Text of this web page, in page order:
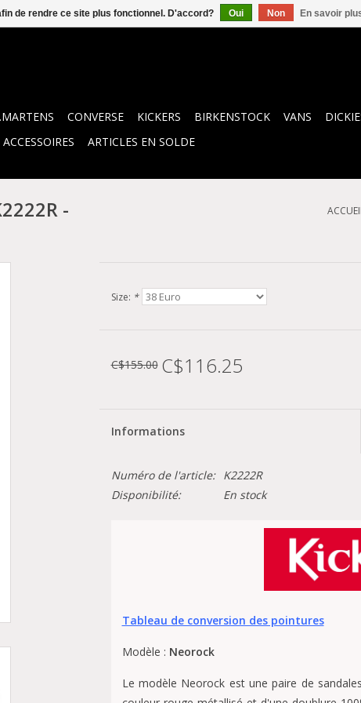
CONVERSE KICKERS BIRKENSTOCK VANS
ACCESSOIRES
ARTICLES EN SOLDE
-
Size: *
C$155.00 C$116.25
Informations
Numéro de l'article:
K2222R
Disponibilité:
En stock
Tableau de conversion des pointures
Modèle : Neorock
Le modèle Neorock est une paire de
de rendre ce site plus fonctionnel. D'accord? Oui Non En savoir